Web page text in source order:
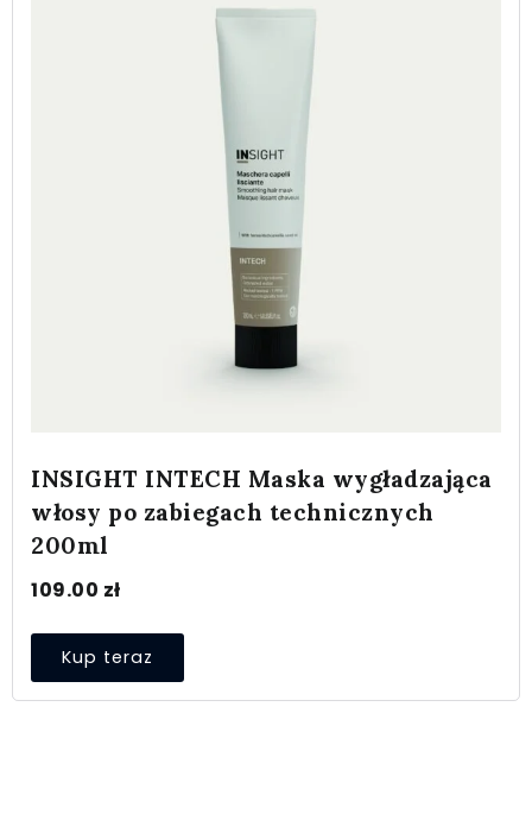
INSIGHT INTECH Maska wygładzająca
włosy po zabiegach technicznych
200ml
109.00 zł
Kup teraz